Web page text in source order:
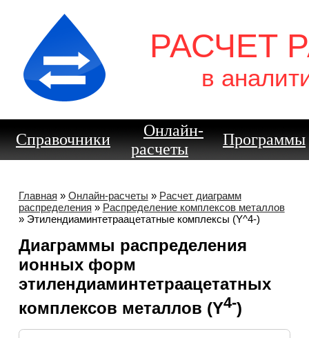
РАСЧЕТ
в
Справочники
Онлайн-
расчеты
Программы
Главная » Онлайн-расчеты » Расчет диаграмм
распределения » Распределение комплексов металлов
» Этилендиаминтетраацетатные комплексы (Y^4-)
Диаграммы распределения
ионных форм
этилендиаминтетраацетатных
комплексов металлов (Y4-)